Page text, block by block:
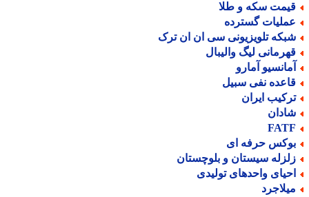
سکه و طلا
گسترده
تلویزیونی سی ان ان ترک
لیگ والیبال
آمارو
نفی سبیل
ایران
حرفه ای
سیستان و بلوچستان
واحدهای تولیدی